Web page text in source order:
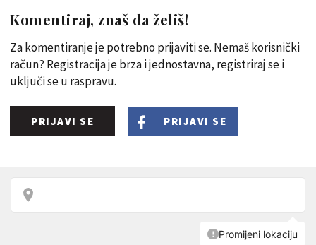
Komentiraj, znaš da želiš!
Za komentiranje je potrebno prijaviti se. Nemaš korisnički
račun? Registracija je brza i jednostavna, registriraj se i
uključi se u raspravu.
PRIJAVI SE PRIJAVI SE